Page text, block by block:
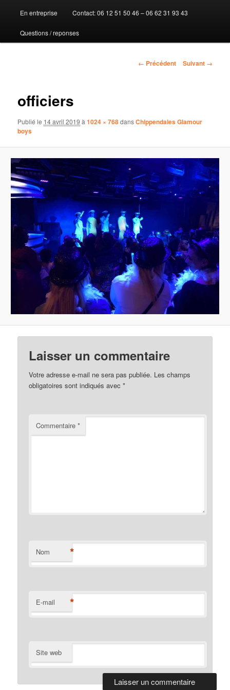
au
contenu
En entreprise Contact: 06 12 51 50 46 – 06 62 31 93 43
Questions / reponses
Navigation
← Précédent Suivant →
officiers
Publié le 14 avril 2019 à1024 × 768dansChippendales Glamour
boys
Laisser un commentaire
Votre adresse e-mail ne sera pas publiée. Les champs
obligatoires sont indiqués avec*
Commentaire*
Nom *
E-mail *
Site web